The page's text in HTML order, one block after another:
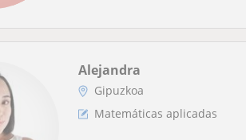
Alejandra
Gipuzkoa
Matemáticas aplicadas